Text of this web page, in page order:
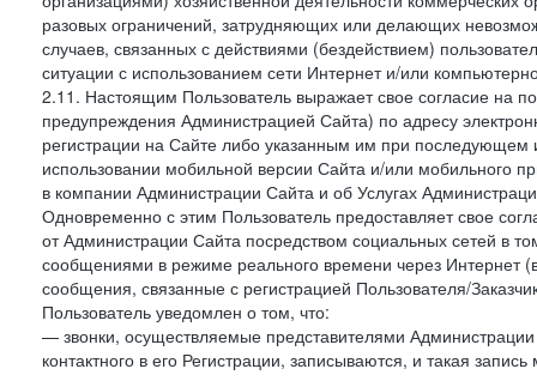
разовых ограничений, затрудняющих или делающих
случаев, связанных с действиями (бездействием)
ситуации с использованием сети Интернет и/или
2.11. Настоящим Пользователь выражает свое согласие на
предупреждения Администрацией Сайта) по адресу
регистрации на Сайте либо указанным им при
использовании мобильной версии Сайта и/или мобильного
в компании Администрации Сайта и об Услугах
Одновременно с этим Пользователь предоставляет свое
от Администрации Сайта посредством социальных сетей в
сообщениями в режиме реального времени через Интернет
сообщения, связанные с регистрацией Пользователя/
Пользователь уведомлен о том, что:
— звонки, осуществляемые представителями
контактного в его Регистрации, записываются, и такая